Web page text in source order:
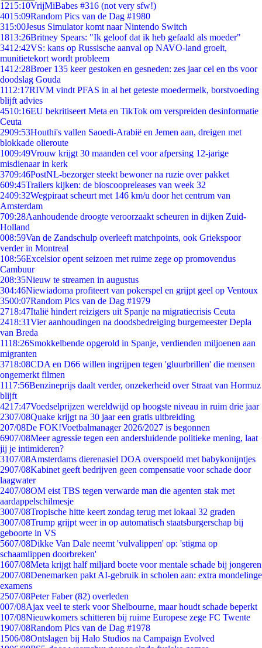
1215:10VrijMiBabes #316 (not very sfw!)
4015:09Random Pics van de Dag #1980
315:00Jesus Simulator komt naar Nintendo Switch
1813:26Britney Spears: "Ik geloof dat ik heb gefaald als moeder"
3412:42VS: kans op Russische aanval op NAVO-land groeit,
munitietekort wordt probleem
1412:28Broer 135 keer gestoken en gesneden: zes jaar cel en tbs voor
doodslag Gouda
1112:17RIVM vindt PFAS in al het geteste moedermelk, borstvoeding
blijft advies
4510:16EU bekritiseert Meta en TikTok om verspreiden desinformatie
Ceuta
2909:53Houthi's vallen Saoedi-Arabië en Jemen aan, dreigen met
blokkade olieroute
1009:49Vrouw krijgt 30 maanden cel voor afpersing 12-jarige
misdienaar in kerk
3709:46PostNL-bezorger steekt bewoner na ruzie over pakket
609:45Trailers kijken: de bioscoopreleases van week 32
2409:32Wegpiraat scheurt met 146 km/u door het centrum van
Amsterdam
709:28Aanhoudende droogte veroorzaakt scheuren in dijken Zuid-
Holland
008:59Van de Zandschulp overleeft matchpoints, ook Griekspoor
verder in Montreal
108:56Excelsior opent seizoen met ruime zege op promovendus
Cambuur
208:35Nieuw te streamen in augustus
304:46Niewiadoma profiteert van pokerspel en grijpt geel op Ventoux
3500:07Random Pics van de Dag #1979
2718:47Italië hindert reizigers uit Spanje na migratiecrisis Ceuta
2418:31Vier aanhoudingen na doodsbedreiging burgemeester Depla
van Breda
1118:26Smokkelbende opgerold in Spanje, verdienden miljoenen aan
migranten
3718:08CDA en D66 willen ingrijpen tegen 'gluurbrillen' die mensen
ongemerkt filmen
1117:56Benzineprijs daalt verder, onzekerheid over Straat van Hormuz
blijft
4217:47Voedselprijzen wereldwijd op hoogste niveau in ruim drie jaar
2307/08Quake krijgt na 30 jaar een gratis uitbreiding
207/08De FOK!Voetbalmanager 2026/2027 is begonnen
6907/08Meer agressie tegen een andersluidende politieke mening, laat
jij je intimideren?
3107/08Amsterdams dierenasiel DOA overspoeld met babykonijntjes
2907/08Kabinet geeft bedrijven geen compensatie voor schade door
laagwater
2407/08OM eist TBS tegen verwarde man die agenten stak met
aardappelschilmesje
3007/08Tropische hitte keert zondag terug met lokaal 32 graden
3007/08Trump grijpt weer in op automatisch staatsburgerschap bij
geboorte in VS
5607/08Dikke Van Dale neemt 'vulvalippen' op: 'stigma op
schaamlippen doorbreken'
1607/08Meta krijgt half miljard boete voor mentale schade bij jongeren
2007/08Denemarken pakt AI-gebruik in scholen aan: extra mondelinge
examens
2507/08Peter Faber (82) overleden
007/08Ajax veel te sterk voor Shelbourne, maar houdt schade beperkt
107/08Nieuwkomers schitteren bij ruime Europese zege FC Twente
1907/08Random Pics van de Dag #1978
1506/08Ontslagen bij Halo Studios na Campaign Evolved